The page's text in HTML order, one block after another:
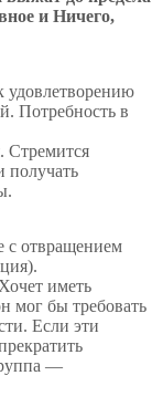
и Ничего,
удовлетворению
Потребность в
Стремится
получать
с отвращением
иметь
мог бы требовать
Если эти
—